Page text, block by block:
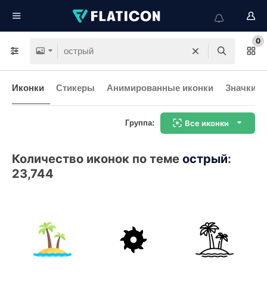
0
Иконки Стикеры Анимированные иконки Значки
Группа: Все иконки
Количество иконок по теме острый:
23,744